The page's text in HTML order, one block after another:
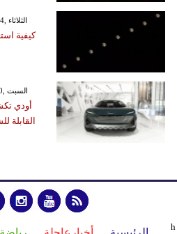
GMT 17:11 2026 الثلاثاء ,04 آب / أغسطس
كيفية
GMT 00:38 2026 السبت ,20 حزيران / يونيو
القابلة
h